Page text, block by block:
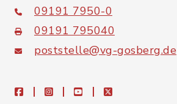
09191 7950-0
09191 795040
poststelle@vg-gosberg.de
facebookinstagramyoutubeX